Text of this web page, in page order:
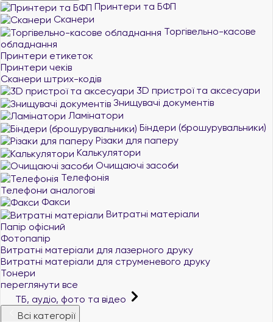
Принтери та БФП
Сканери
Торгівельно-касове
обладнання
Принтери етикеток
Принтери чеків
Сканери штрих-кодів
3D пристрої та аксесуари
Знищувачі документів
Ламінатори
Біндери (брошурувальники)
Різаки для паперу
Калькулятори
Очищаючі засоби
Телефонія
Телефони аналогові
Факси
Витратні матеріали
Папір офісний
Фотопапір
Витратні матеріали для лазерного друку
Витратні матеріали для струменевого друку
Тонери
переглянути все
ТБ, аудіо, фото та відео
Всі категорії